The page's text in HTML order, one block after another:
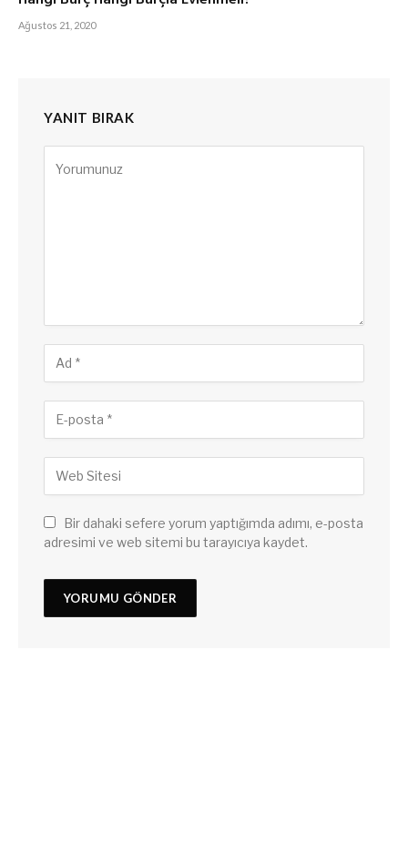
Ağustos 21, 2020
YANIT BIRAK
Bir dahaki sefere yorum yaptığımda adımı, e-posta
adresimi ve web sitemi bu tarayıcıya kaydet.